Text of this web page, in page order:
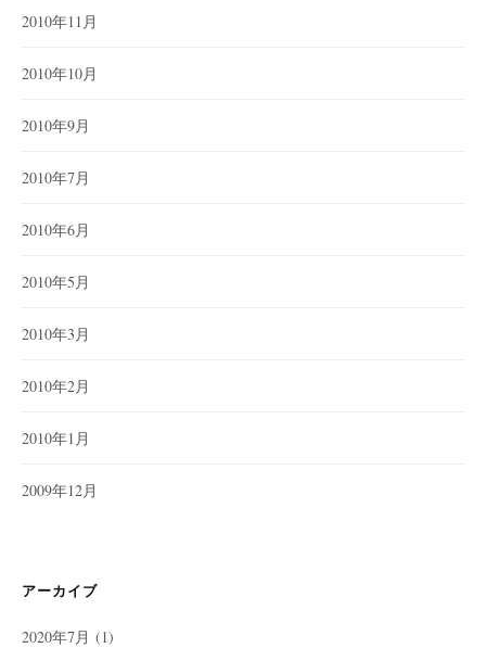
2010年11月
2010年10月
2010年9月
2010年7月
2010年6月
2010年5月
2010年3月
2010年2月
2010年1月
2009年12月
アーカイブ
2020年7月 (1)